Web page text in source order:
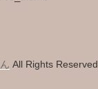
All Rights Reserved.